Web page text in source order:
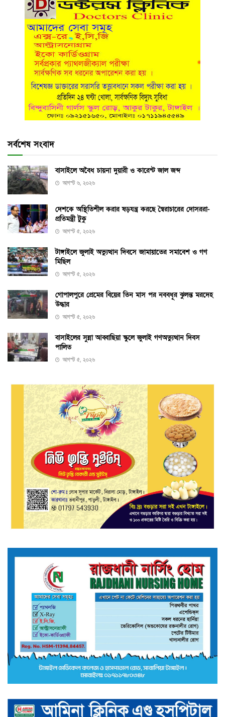
সর্বশেষ সংবাদ
বাসাইলে অবৈধ চায়না দুয়ারী ও কারেন্ট জাল জব্দ
আগস্ট ৬, ২০২৬
দেশকে অস্থিতিশীল করার ষড়যন্ত্র করছে স্বৈরাচারের দোসররা-
প্রতিমন্ত্রী টুকু
আগস্ট ৫, ২০২৬
টাঙ্গাইলে জুলাই অভ্যুত্থান দিবসে জামায়াতের সমাবেশ ও গণ
মিছিল
আগস্ট ৫, ২০২৬
গোপালপুরে প্রেমের বিয়ের তিন মাস পর নববধূর ঝুলন্ত মরদেহ
উদ্ধার
আগস্ট ৫, ২০২৬
বাসাইলের সুন্না আব্বাছিয়া স্কুলে জুলাই গণঅভ্যুত্থান দিবস
পালিত
আগস্ট ৫, ২০২৬